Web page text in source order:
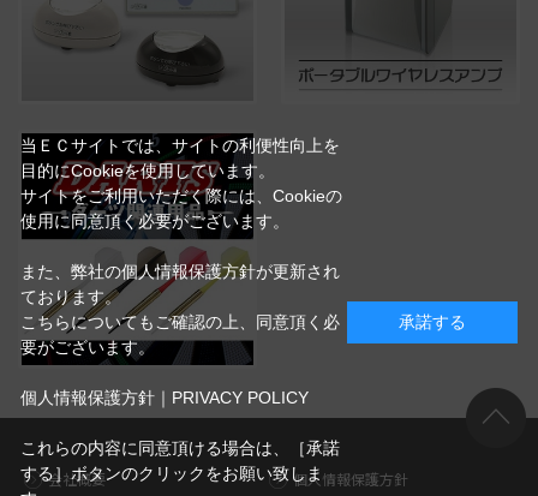
会社概要 個人情報保護方針
当ＥＣサイトでは、サイトの利便性向上を
目的にCookieを使用しています。
サイトをご利用いただく際には、Cookieの
使用に同意頂く必要がございます。
また、弊社の個人情報保護方針が更新され
ております。
こちらについてもご確認の上、同意頂く必
要がございます。
個人情報保護方針｜PRIVACY POLICY
これらの内容に同意頂ける場合は、［承諾
する］ボタンのクリックをお願い致しま
承諾する